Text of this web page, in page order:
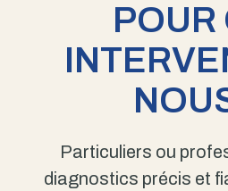
POUR
Particuliers ou
diagnostics précis et